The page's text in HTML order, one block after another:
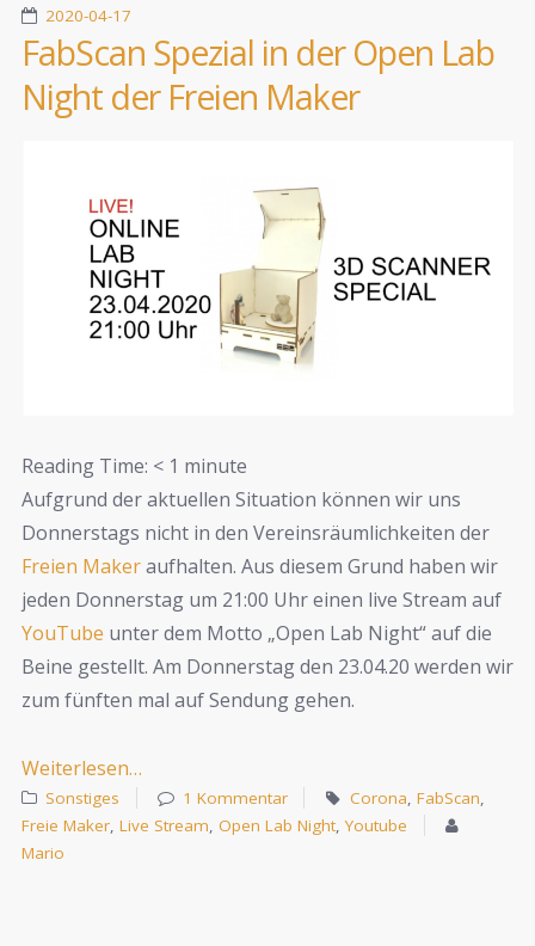
2020-04-17
FabScan Spezial in der Open Lab
Night der Freien Maker
Reading Time: < 1 minute
Aufgrund der aktuellen Situation können wir uns
Donnerstags nicht in den Vereinsräumlichkeiten der
Freien Makeraufhalten. Aus diesem Grund haben wir
jeden Donnerstag um 21:00 Uhr einen live Stream auf
YouTube unter dem Motto „Open Lab Night“ auf die
Beine gestellt. Am Donnerstag den 23.04.20 werden wir
zum fünften mal auf Sendung gehen.
Weiterlesen…
Sonstiges 1 Kommentar Corona, FabScan,
Freie Maker, Live Stream, Open Lab Night,Youtube
Mario